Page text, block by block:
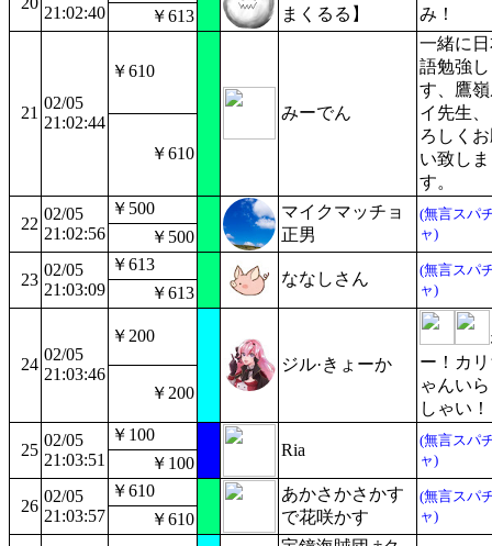
21:02:40
まくるる】 み！
￥613
21
02/05
21:02:44
￥610
みーでん
一緒に
語勉強
す、鷹
イ先生
ろしく
い致しま
す。
￥610
22
02/05
21:02:56
￥500
マイクマッチョ
正男
(無言スパ
ャ)
￥500
23
02/05
21:03:09
￥613
ななしさん
(無言スパ
ャ)
￥613
24
02/05
21:03:46
￥200
ジル·きょーか
ー！カ
ゃんい
しゃい
￥200
25
02/05
21:03:51
￥100
Ria
(無言スパ
ャ)
￥100
26
02/05
21:03:57
￥610
あかさかさかす
で花咲かす
(無言スパ
ャ)
￥610